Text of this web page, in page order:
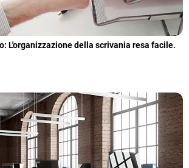
L'organizzazione della scrivania resa facile.